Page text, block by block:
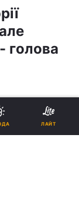
голова
ЛАЙТ